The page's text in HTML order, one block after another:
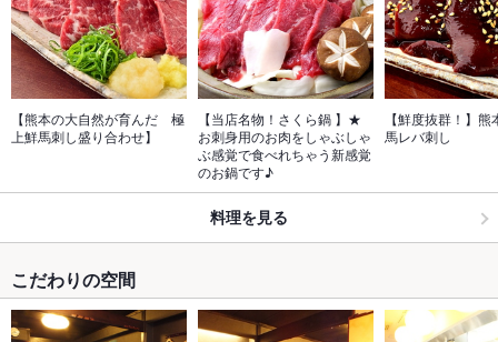
【熊本の大自然が育んだ　極
上鮮馬刺し盛り合わせ】
【当店名物！さくら鍋 】★
お刺身用のお肉をしゃぶしゃ
ぶ感覚で食べれちゃう新感覚
のお鍋です♪
【鮮度抜群！】熊
馬レバ刺し
料理を見る
こだわりの空間